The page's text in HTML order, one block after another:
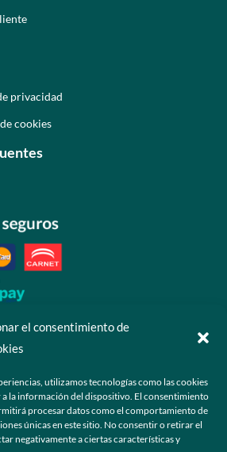
el consentimiento de
utilizamos tecnologías como las cookies
a la información del dispositivo. El consentimiento
procesar datos como el comportamiento de
únicas en este sitio. No consentir o retirar el
negativamente a ciertas características y
privacidad
cookies
7725 (Ventas)
omk.com